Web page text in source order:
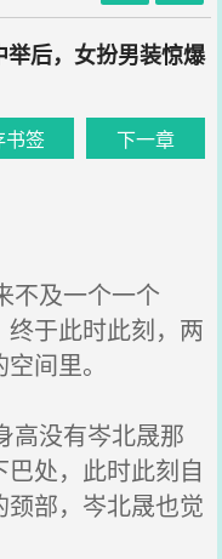
后，女扮男装惊爆
书签 下一章
不及一个一个
于此时此刻，两
间里。
没有岑北晟那
处，此时此刻自
部，岑北晟也觉